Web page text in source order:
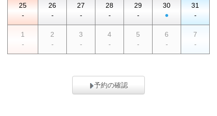
25
-
26
-
27
-
28
-
29
-
30
●
31
-
1
-
2
-
3
-
4
-
5
-
6
-
7
-
予約の確認